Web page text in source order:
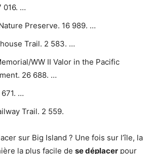
016. …
Preserve. 16 989. …
Trail. 2 583. …
WW II Valor in the Pacific
26 688. …
…
Trail. 2 559.
sur Big Island ? Une fois sur l’île, la
la plus facile de se déplacer pour